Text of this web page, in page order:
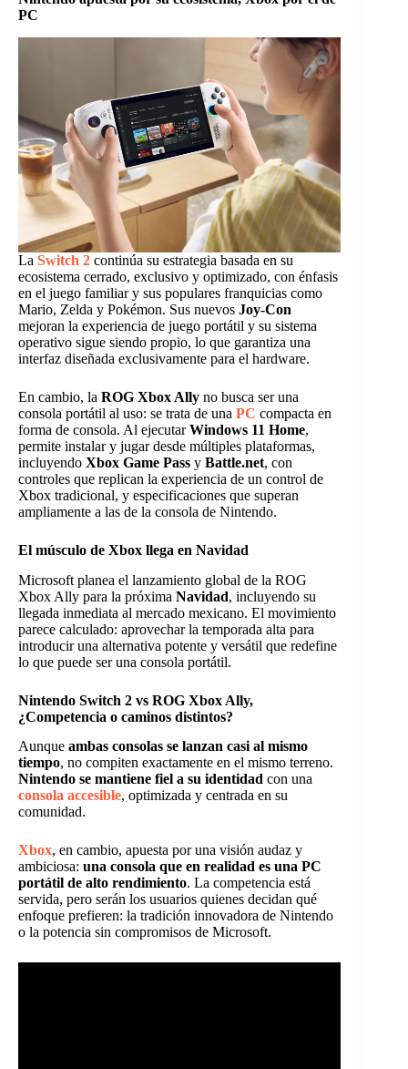
PC
La Switch 2 continúa su estrategia basada en su
ecosistema cerrado, exclusivo y optimizado, con énfasis
en el juego familiar y sus populares franquicias como
Mario, Zelda y Pokémon. Sus nuevos Joy-Con
mejoran la experiencia de juego portátil y su sistema
operativo sigue siendo propio, lo que garantiza una
interfaz diseñada exclusivamente para el hardware.
En cambio, la ROG Xbox Ally no busca ser una
consola portátil al uso: se trata de una PC compacta en
forma de consola. Al ejecutarWindows 11 Home,
permite instalar y jugar desde múltiples plataformas,
incluyendo Xbox Game Pass y Battle.net, con
controles que replican la experiencia de un control de
Xbox tradicional, y especificaciones que superan
ampliamente a las de la consola de Nintendo.
El músculo de Xbox llega en Navidad
Microsoft planea el lanzamiento global de la ROG
Xbox Ally para la próxima Navidad, incluyendo su
llegada inmediata al mercado mexicano. El movimiento
parece calculado: aprovechar la temporada alta para
introducir una alternativa potente y versátil que redefine
lo que puede ser una consola portátil.
Nintendo Switch 2 vs ROG Xbox Ally,
¿Competencia o caminos distintos?
Aunque ambas consolas se lanzan casi al mismo
tiempo, no compiten exactamente en el mismo terreno.
Nintendo se mantiene fiel a su identidad con una
consola accesible, optimizada y centrada en su
comunidad.
Xbox, en cambio, apuesta por una visión audaz y
ambiciosa: una consola que en realidad es una PC
portátil de alto rendimiento. La competencia está
servida, pero serán los usuarios quienes decidan qué
enfoque prefieren: la tradición innovadora de Nintendo
o la potencia sin compromisos de Microsoft.